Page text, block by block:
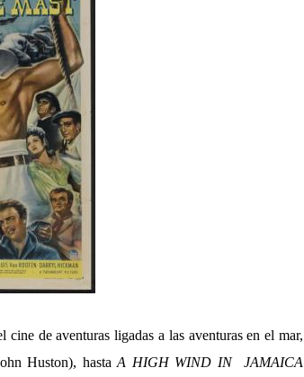
de aventuras ligadas a las aventuras en el mar,
Huston), hastaA HIGH WIND IN JAMAICA